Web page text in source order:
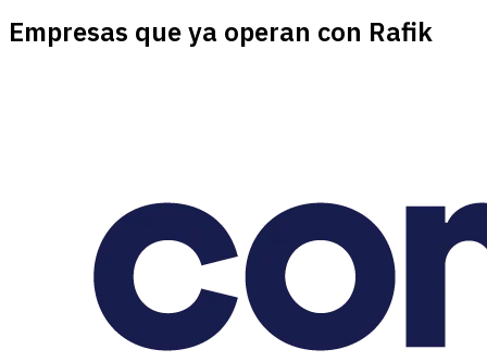
Empresas que ya operan con Rafik